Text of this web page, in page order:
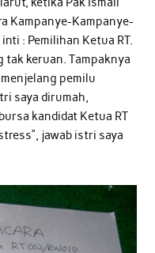
Kampanye-Kampanye-
: Pemilihan Ketua RT.
tak keruan. Tampaknya
pemilu
saya dirumah,
kandidat Ketua RT
jawab istri saya